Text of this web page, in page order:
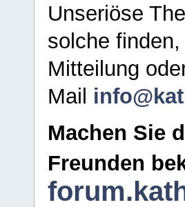
Unseriöse
solche
Mitteilung
Mail
Machen Sie
Freunden